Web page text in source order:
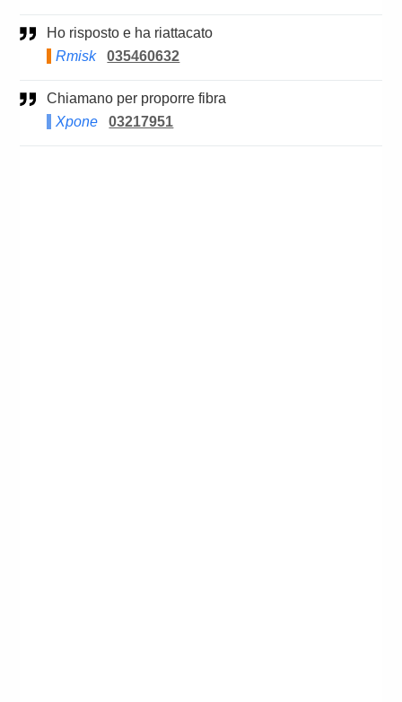
Ho risposto e ha riattacato
Rmisk
035460632
Chiamano per proporre fibra
Xpone
03217951